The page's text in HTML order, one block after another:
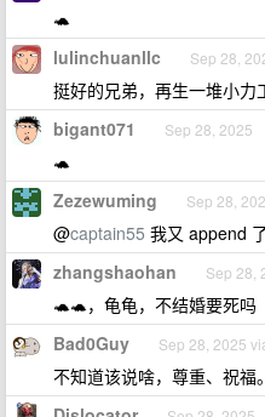
🐢
lulinchuanllc Sep 28,
挺好的兄弟，再生一堆小力
bigant071 Sep 28, 2025
🐢
Zezewuming Sep 28,
@captain55 我又 append
zhangshaohan Sep 28,
🐢🐢，龟龟，不结婚要死吗
Bad0Guy Sep 28, 2025
不知道该说啥，尊重、祝福。